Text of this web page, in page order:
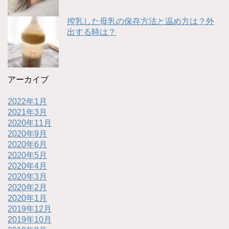
搾乳した母乳の保存方法と温め方は？外
出する時は？
アーカイブ
2022年1月
2021年3月
2020年11月
2020年9月
2020年6月
2020年5月
2020年4月
2020年3月
2020年2月
2020年1月
2019年12月
2019年10月